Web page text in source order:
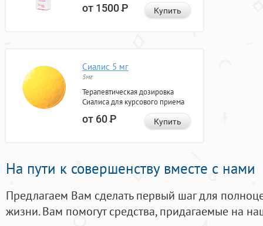
от 1500Р Купить
Сиалис 5 мг
5мг
Терапевтическая дозировка
Сиалиса для курсового приема
от 60Р Купить
На пути к совершенству вместе с нами
Предлагаем Вам сделать первый шаг для
жизни. Вам помогут средства, придагаемые на